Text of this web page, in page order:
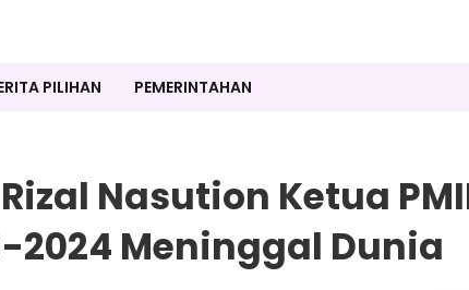
PILIHAN PEMERINTAHAN
Nasution Ketua
2024 Meninggal Dunia